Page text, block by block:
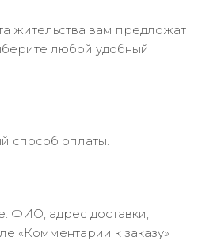
жительства вам предложат
любой удобный
способ оплаты.
ФИО, адрес доставки,
«Комментарии к заказу»